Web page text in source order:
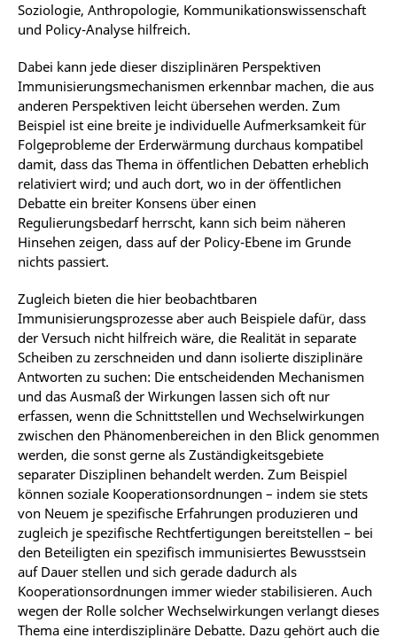
Soziologie, Anthropologie, Kommunikationswissenschaft
und Policy-Analyse hilfreich.
Dabei kann jede dieser disziplinären Perspektiven
Immunisierungsmechanismen erkennbar machen, die aus
anderen Perspektiven leicht übersehen werden. Zum
Beispiel ist eine breite je individuelle Aufmerksamkeit für
Folgeprobleme der Erderwärmung durchaus kompatibel
damit, dass das Thema in öffentlichen Debatten erheblich
relativiert wird; und auch dort, wo in der öffentlichen
Debatte ein breiter Konsens über einen
Regulierungsbedarf herrscht, kann sich beim näheren
Hinsehen zeigen, dass auf der Policy-Ebene im Grunde
nichts passiert.
Zugleich bieten die hier beobachtbaren
Immunisierungsprozesse aber auch Beispiele dafür, dass
der Versuch nicht hilfreich wäre, die Realität in separate
Scheiben zu zerschneiden und dann isolierte disziplinäre
Antworten zu suchen: Die entscheidenden Mechanismen
und das Ausmaß der Wirkungen lassen sich oft nur
erfassen, wenn die Schnittstellen und Wechselwirkungen
zwischen den Phänomenbereichen in den Blick genommen
werden, die sonst gerne als Zuständigkeitsgebiete
separater Disziplinen behandelt werden. Zum Beispiel
können soziale Kooperationsordnungen – indem sie stets
von Neuem je spezifische Erfahrungen produzieren und
zugleich je spezifische Rechtfertigungen bereitstellen – bei
den Beteiligten ein spezifisch immunisiertes Bewusstsein
auf Dauer stellen und sich gerade dadurch als
Kooperationsordnungen immer wieder stabilisieren. Auch
wegen der Rolle solcher Wechselwirkungen verlangt dieses
Thema eine interdisziplinäre Debatte. Dazu gehört auch die